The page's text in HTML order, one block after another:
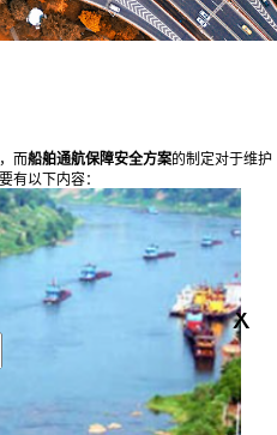
而船舶通航保障安全方案的制定对于维护
有以下内容：
x